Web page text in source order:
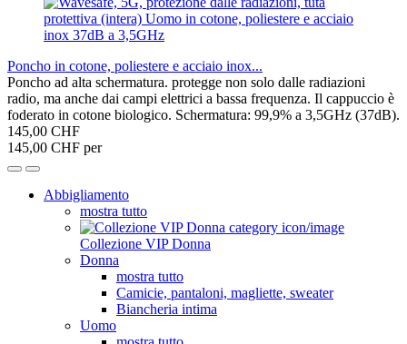
Poncho in cotone, poliestere e acciaio inox...
Poncho ad alta schermatura. protegge non solo dalle radiazioni
radio, ma anche dai campi elettrici a bassa frequenza. Il cappuccio è
foderato in cotone biologico. Schermatura: 99,9% a 3,5GHz (37dB).
145,00 CHF
145,00 CHF per
Abbigliamento
mostra tutto
Collezione VIP Donna
Donna
mostra tutto
Camicie, pantaloni, magliette, sweater
Biancheria intima
Uomo